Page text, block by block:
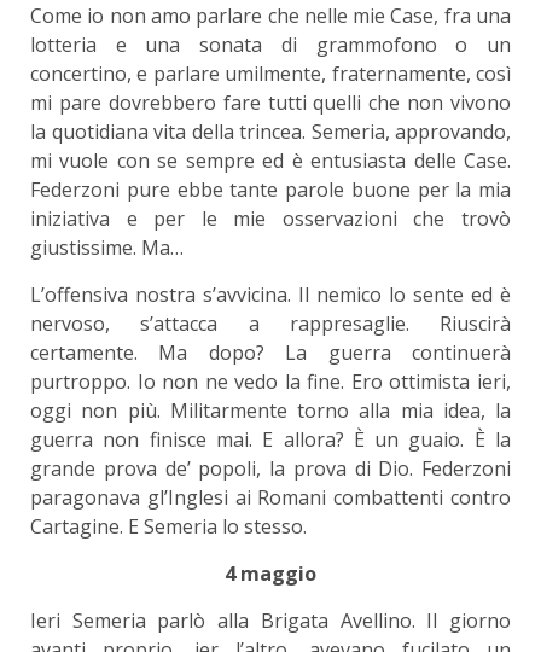
Come io non amo parlare che nelle mie Case, fra una
lotteria e una sonata di grammofono o un
concertino, e parlare umilmente, fraternamente, così
mi pare dovrebbero fare tutti quelli che non vivono
la quotidiana vita della trincea. Semeria, approvando,
mi vuole con se sempre ed è entusiasta delle Case.
Federzoni pure ebbe tante parole buone per la mia
iniziativa e per le mie osservazioni che trovò
giustissime. Ma…
L’offensiva nostra s’avvicina. Il nemico lo sente ed è
nervoso, s’attacca a rappresaglie. Riuscirà
certamente. Ma dopo? La guerra continuerà
purtroppo. Io non ne vedo la fine. Ero ottimista ieri,
oggi non più. Militarmente torno alla mia idea, la
guerra non finisce mai. E allora? È un guaio. È la
grande prova de’ popoli, la prova di Dio. Federzoni
paragonava gl’Inglesi ai Romani combattenti contro
Cartagine. E Semeria lo stesso.
4 maggio
Ieri Semeria parlò alla Brigata Avellino. Il giorno